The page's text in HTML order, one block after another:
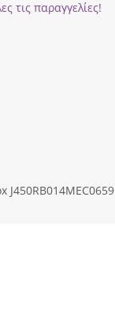
τις παραγγελίες!
J450RΒ014ΜEC0659